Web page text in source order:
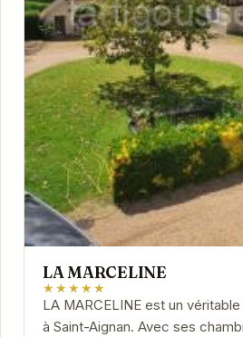
LA MARCELINE
★★★★★
LA MARCELINE est un
à Saint-Aignan. Avec ses